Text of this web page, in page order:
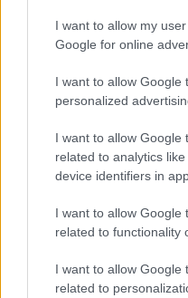
I want to allow my
Google for online
I want to allow Google
personalized
I want to allow Google
related to analytics
device identifiers in
I want to allow Google
related to functionality
I want to allow Google
related to
Stefl 800HUF(!!!) kaja:
de egy ezres…
Duhaj 4
Tegnap Moksal
zacsiban , igy
vezérelve ma is ajánlok
szende, vallásos